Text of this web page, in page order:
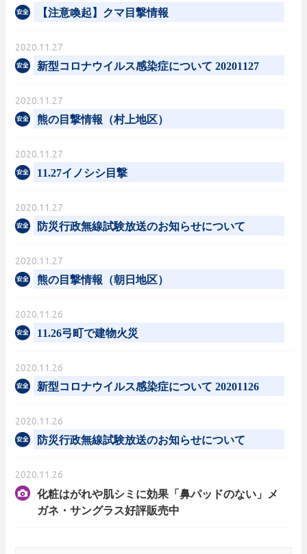
【注意喚起】クマ目撃情報
2020.11.27
新型コロナウイルス感染症について 20201127
2020.11.27
熊の目撃情報（村上地区）
2020.11.27
11.27イノシシ目撃
2020.11.27
防災行政無線試験放送のお知らせについて
2020.11.27
熊の目撃情報（朝日地区）
2020.11.26
11.26弓町で建物火災
2020.11.26
新型コロナウイルス感染症について 20201126
2020.11.26
防災行政無線試験放送のお知らせについて
2020.11.26
化粧はがれや肌シミに効果「鼻パッドのない」メ
ガネ・サングラス好評販売中